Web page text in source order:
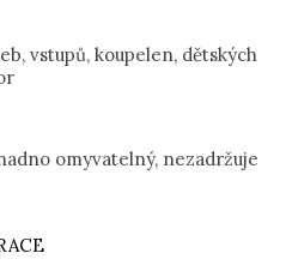
vstupů, koupelen, dětských
omyvatelný, nezadržuje